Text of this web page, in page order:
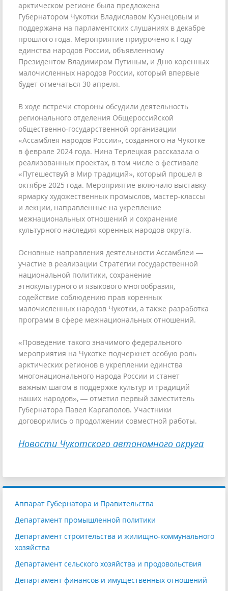
арктическом регионе была предложена
Губернатором Чукотки Владиславом Кузнецовым и
поддержана на парламентских слушаниях в декабре
прошлого года. Мероприятие приурочено к Году
единства народов России, объявленному
Президентом Владимиром Путиным, и Дню коренных
малочисленных народов России, который впервые
будет отмечаться 30 апреля.
В ходе встречи стороны обсудили деятельность
регионального отделения Общероссийской
общественно-государственной организации
«Ассамблея народов России», созданного на Чукотке
в феврале 2024 года. Нина Терлецкая рассказала о
реализованных проектах, в том числе о фестивале
«Путешествуй в Мир традиций», который прошел в
октябре 2025 года. Мероприятие включало выставку-
ярмарку художественных промыслов, мастер-классы
и лекции, направленные на укрепление
межнациональных отношений и сохранение
культурного наследия коренных народов округа.
Основные направления деятельности Ассамблеи —
участие в реализации Стратегии государственной
национальной политики, сохранение
этнокультурного и языкового многообразия,
содействие соблюдению прав коренных
малочисленных народов Чукотки, а также разработка
программ в сфере межнациональных отношений.
«Проведение такого значимого федерального
мероприятия на Чукотке подчеркнет особую роль
арктических регионов в укреплении единства
многонационального народа России и станет
важным шагом в поддержке культур и традиций
наших народов», — отметил первый заместитель
Губернатора Павел Каргаполов. Участники
договорились о продолжении совместной работы.
Новости Чукотского автономного округа
Аппарат Губернатора и Правительства
Департамент промышленной политики
Департамент строительства и жилищно-коммунального
хозяйства
Департамент сельского хозяйства и продовольствия
Департамент финансов и имущественных отношений